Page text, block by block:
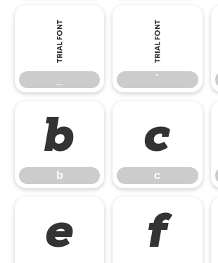
_ `
`
b
b
c
c
e f